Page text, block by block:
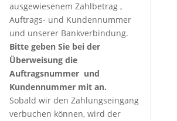
ausgewiesenem Zahlbetrag ,
Auftrags- und Kundennummer
und unserer Bankverbindung.
Bitte geben Sie bei der
Überweisung die
Auftragsnummer und
Kundennummer mit an.
Sobald wir den Zahlungseingang
verbuchen können, wird der